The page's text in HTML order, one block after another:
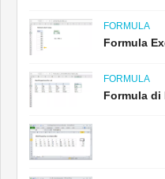
FORMULA
Formula
FORMULA
Formula